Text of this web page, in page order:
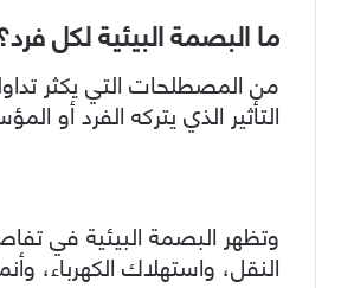
ما البصمة البيئية لكل
من المصطلحات التي يكثر
التأثير الذي يتركه الفرد أو
وتظهر البصمة البيئية في
النقل، واستهلاك الكهرباء،